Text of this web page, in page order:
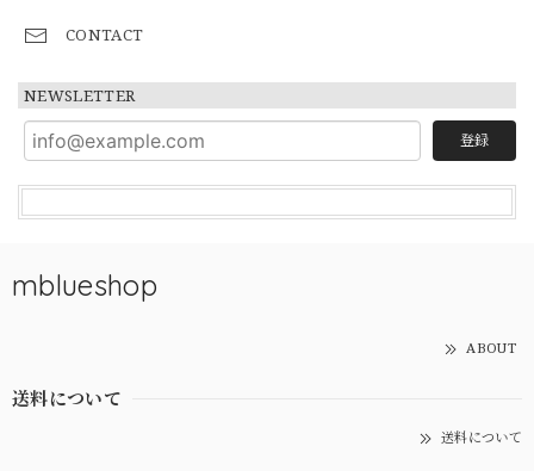
CONTACT
NEWSLETTER
登録
mblueshop
ABOUT
送料について
送料について